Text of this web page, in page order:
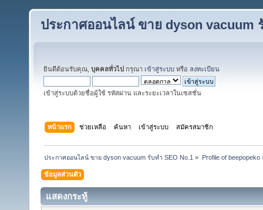
ประกาศออนไลน์ ขาย dyson vacuum
ยินดีต้อนรับคุณ, บุคคลทั่วไป กรุณา เข้าสู่ระบบ หรือ ลงทะเบียน
เข้าสู่ระบบด้วยชื่อผู้ใช้ รหัสผ่าน และระยะเวลาในเซสชั่น
หน้าแรก ช่วยเหลือ ค้นหา เข้าสู่ระบบ สมัครสมาชิก
ประกาศออนไลน์ ขาย dyson vacuum รับทำ SEO No.1 » Profile of beepopeko
ข้อมูลส่วนตัว
แสดงกระทู้